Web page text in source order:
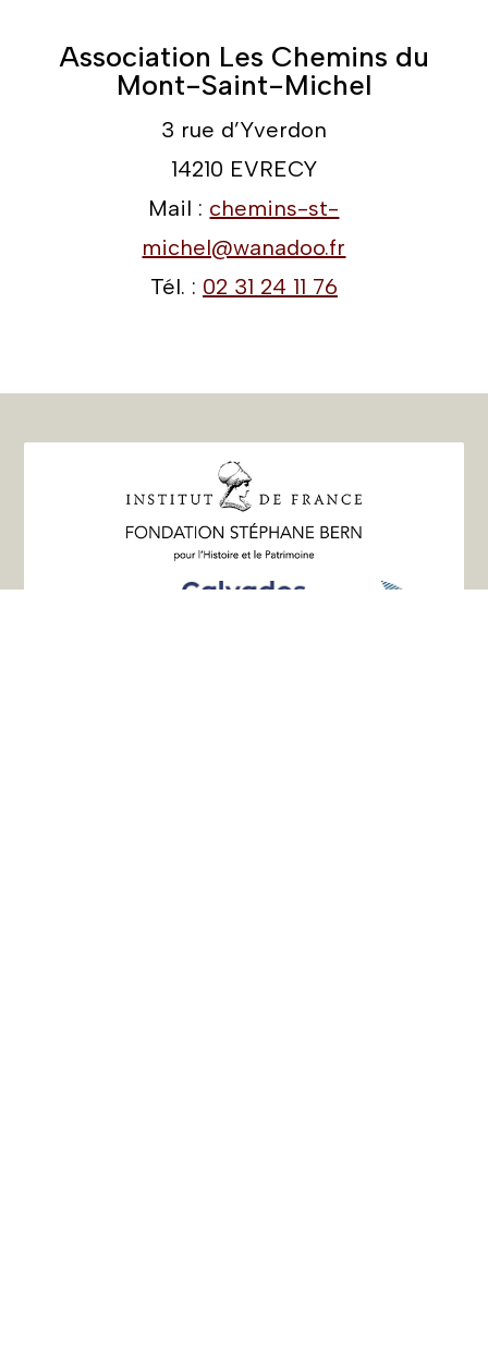
Association Les Chemins du
Mont-Saint-Michel
3 rue d’Yverdon
14210 EVRECY
Mail : chemins-st-
michel@wanadoo.fr
Tél. : 02 31 24 11 76